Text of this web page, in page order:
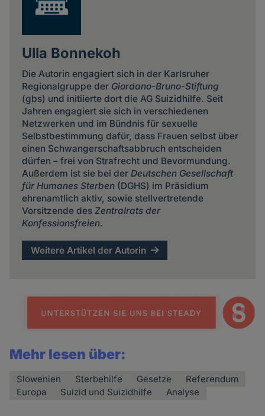
Ulla Bonnekoh
Die Autorin engagiert sich in der Karlsruher
Regionalgruppe der Giordano-Bruno-Stiftung
(gbs) und initiierte dort die AG Suizidhilfe. Seit
Jahren engagiert sie sich in verschiedenen
Netzwerken und im Bündnis für sexuelle
Selbstbestimmung dafür, dass Frauen selbst über
einen Schwangerschaftsabbruch entscheiden
dürfen – frei von Strafrecht und Bevormundung.
Außerdem ist sie bei der Deutschen Gesellschaft
für Humanes Sterben(DGHS) im Präsidium
ehrenamtlich aktiv, sowie stellvertretende
Vorsitzende des Zentralrats der
Konfessionsfreien.
Weitere Artikel der Autorin
Mehr lesen über:
Slowenien Sterbehilfe Gesetze
Referendum
Europa
Suizid und Suizidhilfe Analyse